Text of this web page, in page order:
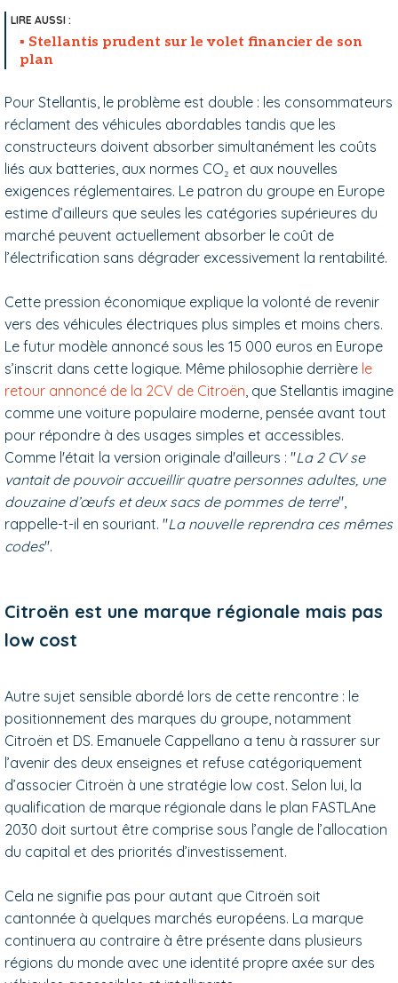
Stellantis prudent sur le volet financier de son
plan
Pour Stellantis, le problème est double : les consommateurs
réclament des véhicules abordables tandis que les
constructeurs doivent absorber simultanément les coûts
liés aux batteries, aux normes CO₂ et aux nouvelles
exigences réglementaires. Le patron du groupe en Europe
estime d’ailleurs que seules les catégories supérieures du
marché peuvent actuellement absorber le coût de
l’électrification sans dégrader excessivement la rentabilité.
Cette pression économique explique la volonté de revenir
vers des véhicules électriques plus simples et moins chers.
Le futur modèle annoncé sous les 15 000 euros en Europe
s’inscrit dans cette logique. Même philosophie derrière le
retour annoncé de la 2CV de Citroën , que Stellantis imagine
comme une voiture populaire moderne, pensée avant tout
pour répondre à des usages simples et accessibles.
Comme l'était la version originale d'ailleurs : "La 2 CV se
vantait de pouvoir accueillir quatre personnes adultes, une
douzaine d’œufs et deux sacs de pommes de terre",
rappelle-t-il en souriant. "La nouvelle reprendra ces mêmes
codes".
Citroën est une marque régionale mais pas
low cost
Autre sujet sensible abordé lors de cette rencontre : le
positionnement des marques du groupe, notamment
Citroën et DS. Emanuele Cappellano a tenu à rassurer sur
l’avenir des deux enseignes et refuse catégoriquement
d’associer Citroën à une stratégie low cost. Selon lui, la
qualification de marque régionale dans le plan FASTLAne
2030 doit surtout être comprise sous l’angle de l’allocation
du capital et des priorités d’investissement.
Cela ne signifie pas pour autant que Citroën soit
cantonnée à quelques marchés européens. La marque
continuera au contraire à être présente dans plusieurs
régions du monde avec une identité propre axée sur des